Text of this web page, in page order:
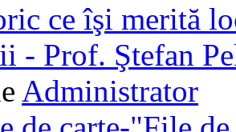
ce îşi merită
- Prof. Ştefan
Administrator